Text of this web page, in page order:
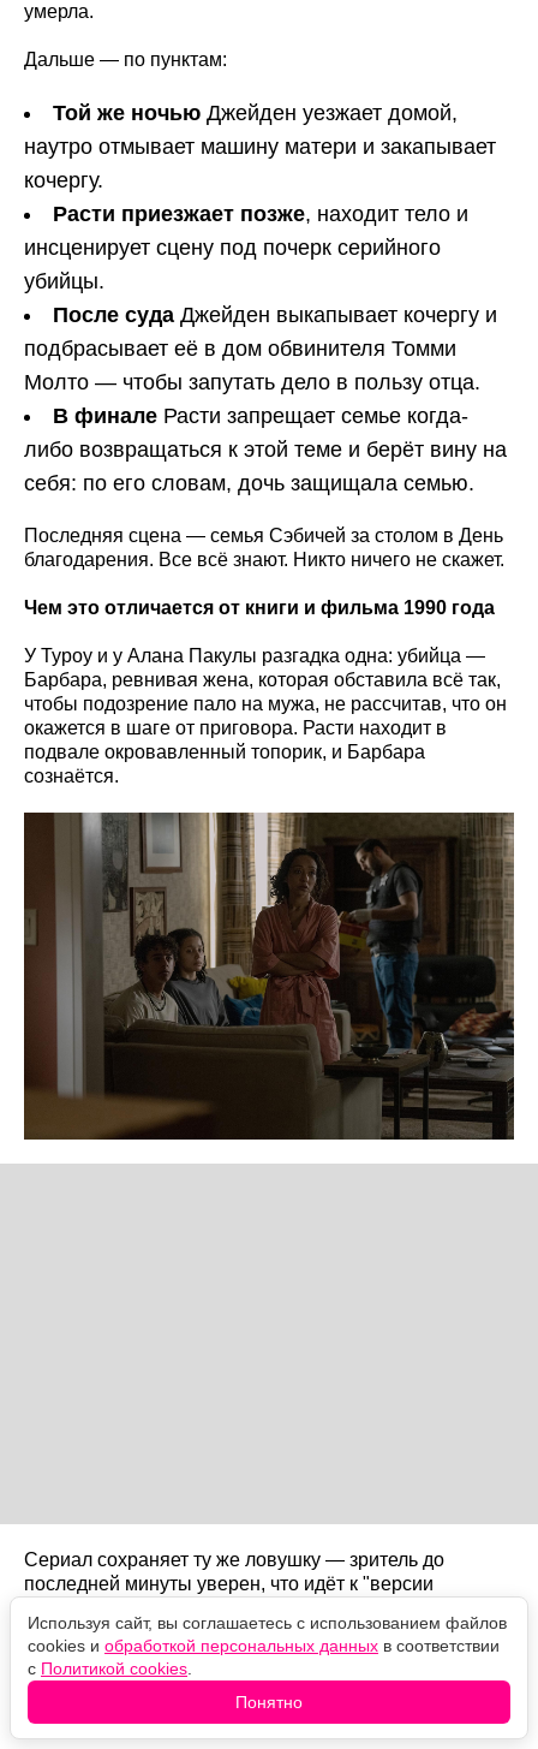
умерла.
Дальше — по пунктам:
Той же ночью Джейден уезжает домой,
наутро отмывает машину матери и закапывает
кочергу.
Расти приезжает позже, находит тело и
инсценирует сцену под почерк серийного
убийцы.
После суда Джейден выкапывает кочергу и
подбрасывает её в дом обвинителя Томми
Молто — чтобы запутать дело в пользу отца.
В финале Расти запрещает семье когда-
либо возвращаться к этой теме и берёт вину на
себя: по его словам, дочь защищала семью.
Последняя сцена — семья Сэбичей за столом в День
благодарения. Все всё знают. Никто ничего не скажет.
Чем это отличается от книги и фильма 1990 года
У Туроу и у Алана Пакулы разгадка одна: убийца —
Барбара, ревнивая жена, которая обставила всё так,
чтобы подозрение пало на мужа, не рассчитав, что он
окажется в шаге от приговора. Расти находит в
подвале окровавленный топорик, и Барбара
сознаётся.
Сериал сохраняет ту же ловушку — зритель до
последней минуты уверен, что идёт к "версии
сторону. Журнал Time в рецензии назвал этот твист
шокирующим, но нелепым; часть критиков
согласилась.
Будет ли второй сезон?
Используя сайт, вы соглашаетесь с использованием файлов
cookies и обработкой персональных данных в соответствии
с Политикой cookies
Понятно